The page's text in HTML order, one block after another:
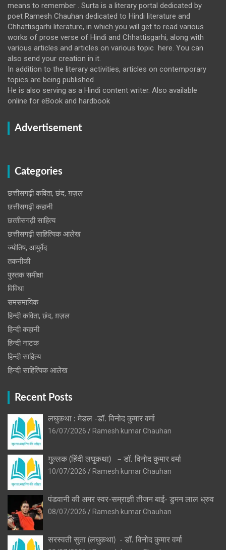
means to remember . Surta is a literary portal dedicated by
poet Ramesh Chauhan dedicated to Hindi literature and
Chhattisgarhi literature, in which you will get to read various
works of prose verse of Hindi and Chhattisgarhi, along with
various articles and articles on various topic here. You can
also send your creation in it.
In addition to the literary activities, articles on contemporary
topics are being published.
He is also serving as a Hindi content writer. Also available
online for eBook and hardbook
Advertisement
Categories
छत्तीसगढ़ी कविता, छंद, ग़ज़ल
छत्तीसगढ़ी कहानी
छत्‍तीसगढ़ी साहित्‍य
छत्तीसगढ़ी साहित्यिक आलेख
ज्योतिष, आयुर्वेद
तकनीकी
पुस्‍तक समीक्षा
विविधा
समसमायिक
हिन्दी कविता, छंद, ग़ज़ल
हिन्दी कहानी
हिन्‍दी नाटक
हिन्दी साहित्य
हिन्दी साहित्यिक आलेख
Recent Posts
लघुकथा : मेडल -डॉ. विनोद कुमार वर्मा
16/07/2026
Ramesh kumar Chauhan
गुल्लक (हिंदी लघुकथा) – डॉ. विनोद कुमार वर्मा
10/07/2026
Ramesh kumar Chauhan
पंडवानी की अमर स्वर-सम्राज्ञी तीजन बाई- डुमन लाल ध्रुव
08/07/2026
Ramesh kumar Chauhan
सरस्वती सुता (लघुकथा) ​- डॉ. विनोद कुमार वर्मा